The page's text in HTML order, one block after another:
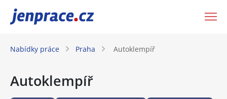
JenPráce.cz
Nabídky práce Praha Autoklempíř
Autoklempíř